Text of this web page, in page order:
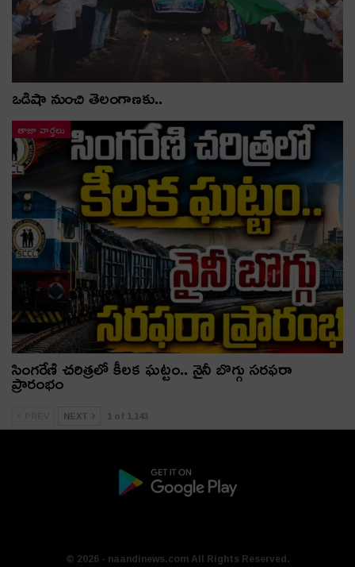
ఒడిషా నుంచి తెలంగాణ‌కు..
తాజా వార్తలు
సింగరేణి చరిత్రలో కీలక ఘట్టం.. నైనీ బొగ్గు సరఫరా
ప్రారంభం
NEXT 1 of 1,143
© 2026 - naandinews.com All Rights Reserved.